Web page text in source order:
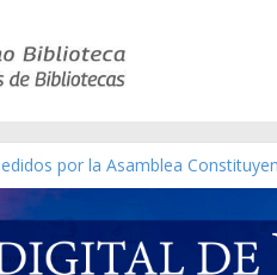
por la Asamblea
año CXXXIII Mes V,
Bor